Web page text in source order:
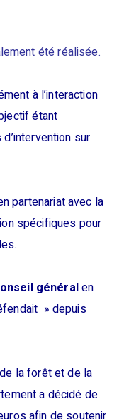
été réalisée.
à l’interaction
étant
sur
partenariat avec la
spécifiques pour
généralen
» depuis
la forêt et de la
a décidé de